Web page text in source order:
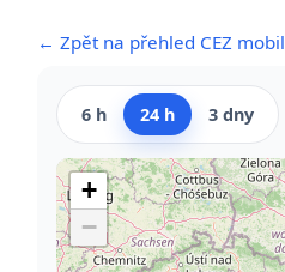
← Zpět na přehled CEZ mobil
6 h 24 h 3 dny
+
−